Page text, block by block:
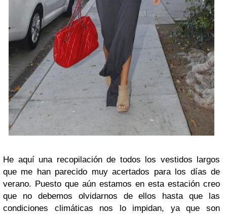
He aquí una recopilación de todos los vestidos largos
que me han parecido muy acertados para los días de
verano. Puesto que aún estamos en esta estación creo
que no debemos olvidarnos de ellos hasta que las
condiciones climáticas nos lo impidan, ya que son